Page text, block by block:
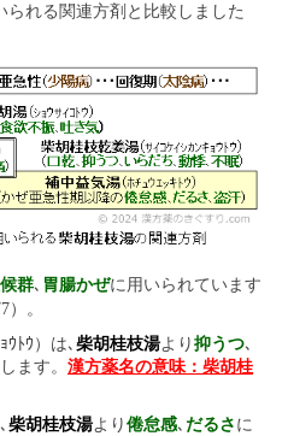
られる関連方剤と比較しました
群､ 胃腸かぜに用いられています
）。
ｳﾄｳ）は､ 柴胡桂枝湯より 抑うつ､
ます。 漢方薬名の意味：柴胡桂
柴胡桂枝湯より 倦怠感､ だるさ に